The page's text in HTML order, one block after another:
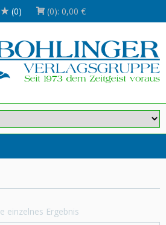
(0) (0): 0,00 €
einzelnes Ergebnis